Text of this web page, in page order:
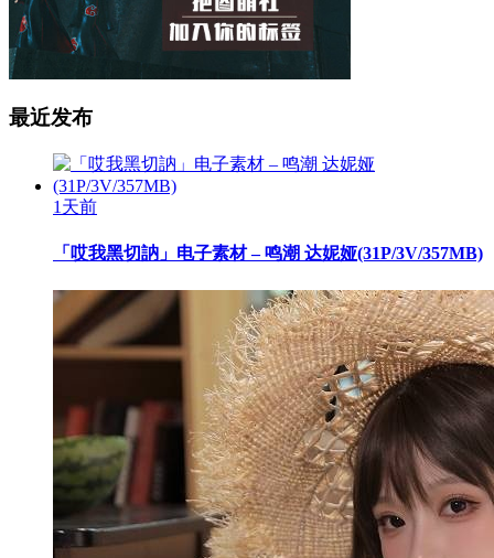
最近发布
1天前
「哎我黑切訥」电子素材 – 鸣潮 达妮娅(31P/3V/357MB)